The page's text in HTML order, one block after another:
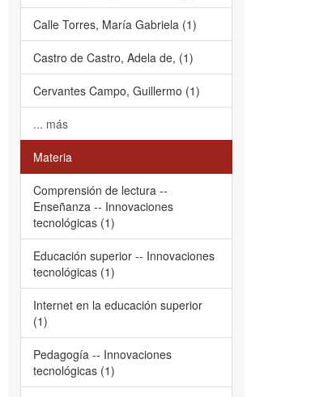
Calle Torres, María Gabriela (1)
Castro de Castro, Adela de, (1)
Cervantes Campo, Guillermo (1)
... más
Materia
Comprensión de lectura --
Enseñanza -- Innovaciones
tecnológicas (1)
Educación superior -- Innovaciones
tecnológicas (1)
Internet en la educación superior
(1)
Pedagogía -- Innovaciones
tecnológicas (1)